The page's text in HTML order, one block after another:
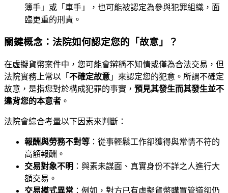
簿手」或「車手」，也可能被認定為參與犯罪組織，面
臨更重的刑責。
關鍵概念：法院如何認定您的「故意」？
在虛擬貨幣案件中，您可能會辯稱不知情或僅為合法交易，但
法院實務上常以「 不確定故意 」來認定您的犯意。所謂不確定
故意，是指您對於構成犯罪的事實， 預見其發生而其發生並不
違背您的本意者 。
法院會綜合考量以下因素來判斷：
報酬與勞務不對等 ：從事輕鬆工作卻獲得與常情不符的
高額報酬。
交易對象不明 ：與素未謀面、真實身份不詳之人進行大
額交易。
交易模式異常 ：例如，對方已有虛擬貨幣購買管道卻仍